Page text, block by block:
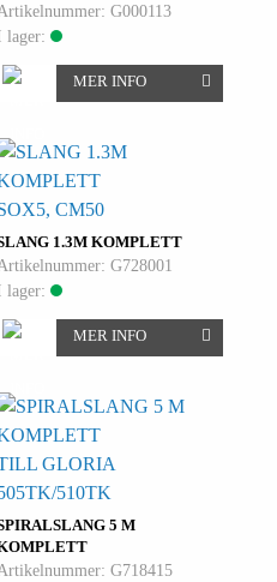
G000113
lager:
MER INFO
1.3M KOMPLETT
CM50
G728001
lager:
MER INFO
5 M
GLORIA
510TK
G718415